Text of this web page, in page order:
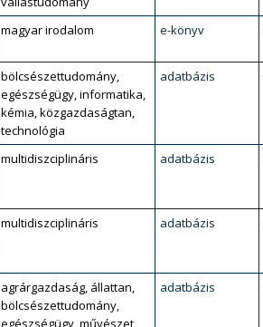
magyar irodalom e-könyv
bölcsészettudomány,
egészségügy, informatika,
kémia, közgazdaságtan,
technológia
adatbázis
multidiszciplináris adatbázis
multidiszciplináris adatbázis
agrárgazdaság, állattan,
bölcsészettudomány,
egészségügy, művészet,
adatbázis